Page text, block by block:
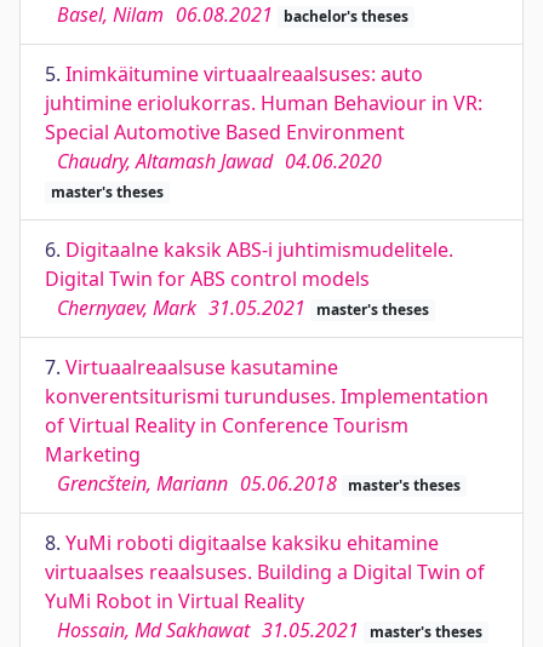
Basel, Nilam 06.08.2021 bachelor's theses
5. Inimkäitumine virtuaalreaalsuses: auto
juhtimine eriolukorras. Human Behaviour in VR:
Special Automotive Based Environment
Chaudry, Altamash Jawad 04.06.2020
master's theses
6. Digitaalne kaksik ABS-i juhtimismudelitele.
Digital Twin for ABS control models
Chernyaev, Mark 31.05.2021 master's theses
7. Virtuaalreaalsuse kasutamine
konverentsiturismi turunduses. Implementation
of Virtual Reality in Conference Tourism
Marketing
Grencštein, Mariann 05.06.2018 master's theses
8. YuMi roboti digitaalse kaksiku ehitamine
virtuaalses reaalsuses. Building a Digital Twin of
YuMi Robot in Virtual Reality
Hossain, Md Sakhawat 31.05.2021 master's theses